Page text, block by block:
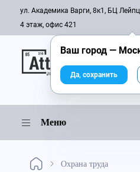
ул. Академика Варги, 8к1, БЦ
4 этаж, офис 421
Онлайн-журнал
Меню
Охрана труда
Ваш город —
Да, сохранить